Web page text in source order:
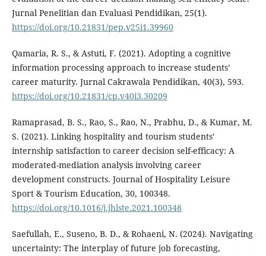
Jurnal Penelitian dan Evaluasi Pendidikan, 25(1).
https://doi.org/10.21831/pep.v25i1.39960
Qamaria, R. S., & Astuti, F. (2021). Adopting a cognitive
information processing approach to increase students’
career maturity. Jurnal Cakrawala Pendidikan, 40(3), 593.
https://doi.org/10.21831/cp.v40i3.30209
Ramaprasad, B. S., Rao, S., Rao, N., Prabhu, D., & Kumar, M.
S. (2021). Linking hospitality and tourism students’
internship satisfaction to career decision self-efficacy: A
moderated-mediation analysis involving career
development constructs. Journal of Hospitality Leisure
Sport & Tourism Education, 30, 100348.
https://doi.org/10.1016/j.jhlste.2021.100348
Saefullah, E., Suseno, B. D., & Rohaeni, N. (2024). Navigating
uncertainty: The interplay of future job forecasting,